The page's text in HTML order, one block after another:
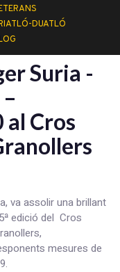
DUATLÓ
Suria -
al Cros
va assolir una brillant
edició del Cros
mesures de